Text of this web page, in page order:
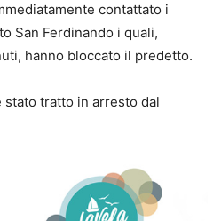
contattato i
San Ferdinando i quali,
hanno bloccato il predetto.
stato tratto in arresto dal